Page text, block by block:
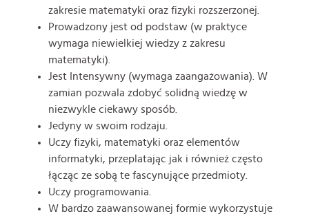
zakresie matematyki oraz fizyki rozszerzonej.
Prowadzony jest od podstaw (w praktyce
wymaga niewielkiej wiedzy z zakresu
matematyki).
Jest Intensywny (wymaga zaangażowania). W
zamian pozwala zdobyć solidną wiedzę w
niezwykle ciekawy sposób.
Jedyny w swoim rodzaju.
Uczy fizyki, matematyki oraz elementów
informatyki, przeplatając jak i również często
łącząc ze sobą te fascynujące przedmioty.
Uczy programowania.
W bardzo zaawansowanej formie wykorzystuje